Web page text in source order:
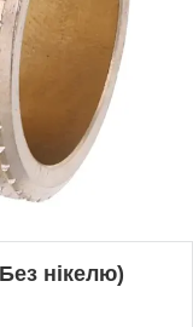
нікелю)